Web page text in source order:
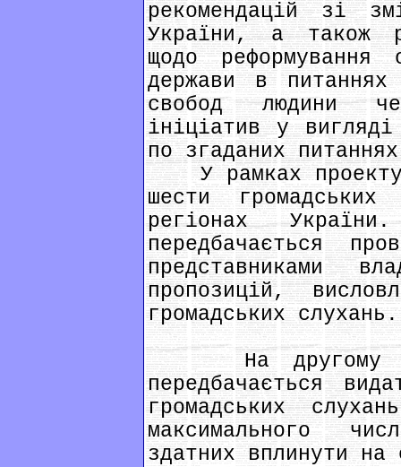
рекомендацій зі
України, а також
щодо реформування
держави в
свобод людини
ініціатив у
по згаданих
У рамках проекту
шести
регіонах
передбачається
представниками
пропозицій,
громадських слухань.
На другому
передбачається
громадських
максимального
здатних вплинути на